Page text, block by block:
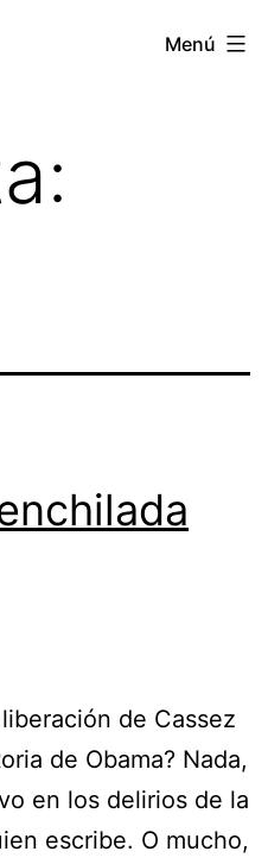
Menú
de Cassez
de Obama? Nada,
en los delirios de la
escribe. O mucho,